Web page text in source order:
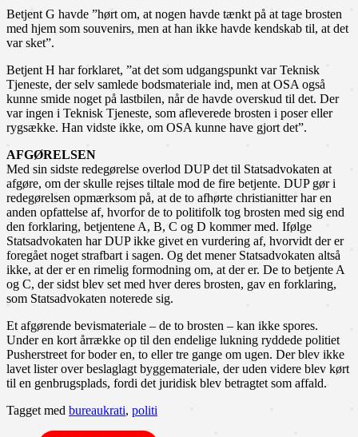
Betjent G havde ”hørt om, at nogen havde tænkt på at tage brosten
med hjem som souvenirs, men at han ikke havde kendskab til, at det
var sket”.
Betjent H har forklaret, ”at det som udgangspunkt var Teknisk
Tjeneste, der selv samlede bodsmateriale ind, men at OSA også
kunne smide noget på lastbilen, når de havde overskud til det. Der
var ingen i Teknisk Tjeneste, som afleverede brosten i poser eller
rygsække. Han vidste ikke, om OSA kunne have gjort det”.
AFGØRELSEN
Med sin sidste redegørelse overlod DUP det til Statsadvokaten at
afgøre, om der skulle rejses tiltale mod de fire betjente. DUP gør i
redegørelsen opmærksom på, at de to afhørte christianitter har en
anden opfattelse af, hvorfor de to politifolk tog brosten med sig end
den forklaring, betjentene A, B, C og D kommer med. Ifølge
Statsadvokaten har DUP ikke givet en vurdering af, hvorvidt der er
foregået noget strafbart i sagen. Og det mener Statsadvokaten altså
ikke, at der er en rimelig formodning om, at der er. De to betjente A
og C, der sidst blev set med hver deres brosten, gav en forklaring,
som Statsadvokaten noterede sig.
Et afgørende bevismateriale – de to brosten – kan ikke spores.
Under en kort årrække op til den endelige lukning ryddede politiet
Pusherstreet for boder en, to eller tre gange om ugen. Der blev ikke
lavet lister over beslaglagt byggemateriale, der uden videre blev kørt
til en genbrugsplads, fordi det juridisk blev betragtet som affald.
Tagget med bureaukrati, politi